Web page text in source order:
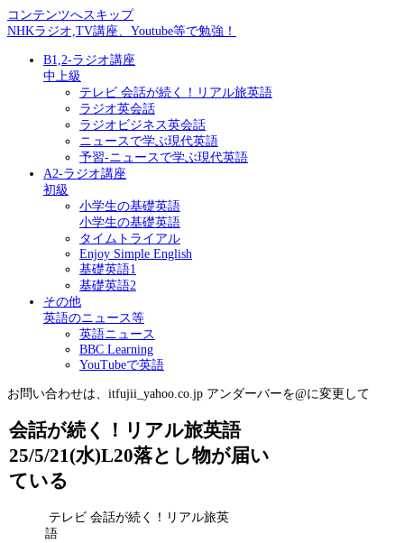
コンテンツへスキップ
NHKラジオ,TV講座、Youtube等で勉強！
B1,2-ラジオ講座
中上級
テレビ 会話が続く！リアル旅英語
ラジオ英会話
ラジオビジネス英会話
ニュースで学ぶ現代英語
予習-ニュースで学ぶ現代英語
A2-ラジオ講座
初級
小学生の基礎英語
小学生の基礎英語
タイムトライアル
Enjoy Simple English
基礎英語1
基礎英語2
その他
英語のニュース等
英語ニュース
BBC Learning
YouTubeで英語
お問い合わせは、itfujii_yahoo.co.jp アンダーバーを@に変更して
会話が続く！リアル旅英語
25/5/21(水)L20落とし物が届い
ている
テレビ 会話が続く！リアル旅英
語